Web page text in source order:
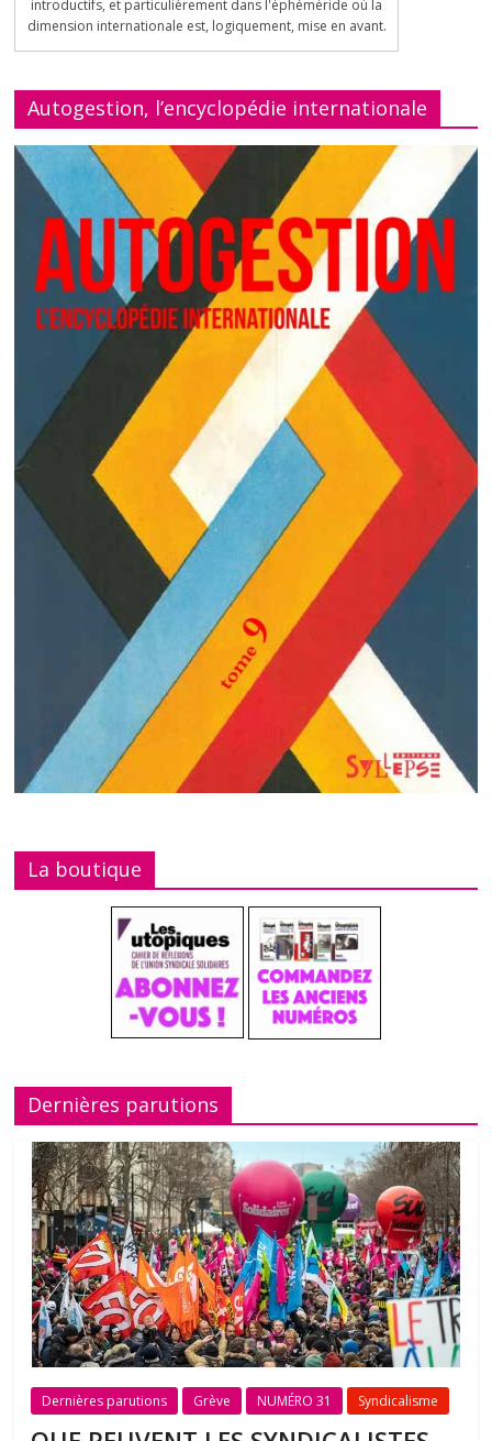
introductifs, et particulièrement dans l'éphéméride où la
dimension internationale est, logiquement, mise en avant.
Autogestion, l’encyclopédie internationale
La boutique
Dernières parutions
Dernières parutions Grève NUMÉRO 31 Syndicalisme